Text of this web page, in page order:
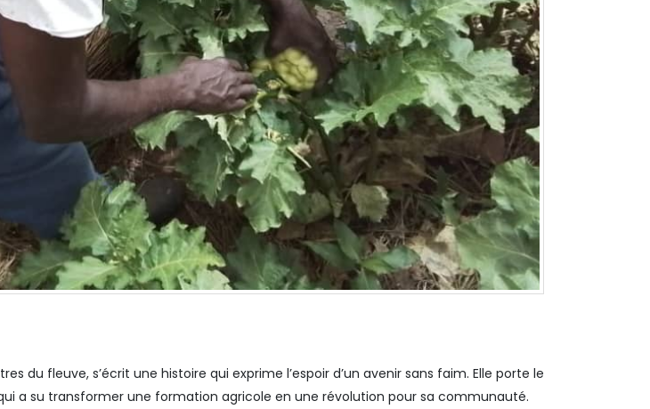
du fleuve, s’écrit une histoire qui exprime l’espoir d’un avenir sans faim. Elle porte le
a su transformer une formation agricole en une révolution pour sa communauté.